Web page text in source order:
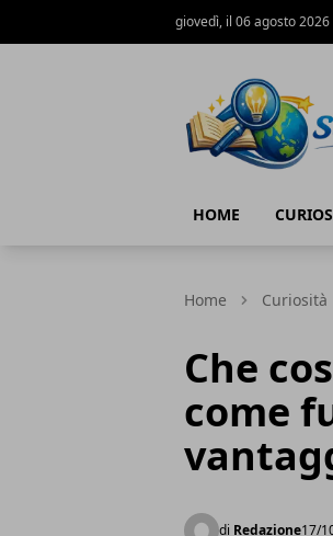
giovedì, il 06 agosto 2026
HOME
Home Curiosità
Che
come
di Redazione17/